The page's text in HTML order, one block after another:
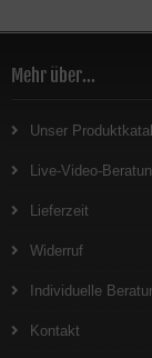
Mehr über...
Unser
Live-Video-
Lieferzeit
Widerruf
Individuelle
Kontakt